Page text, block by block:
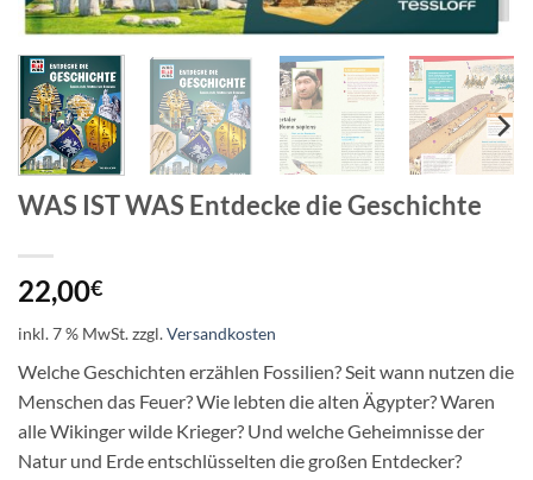
WAS IST WAS Entdecke die Geschichte
22,00€
inkl. 7 % MwSt.zzgl.Versandkosten
Welche Geschichten erzählen Fossilien? Seit wann nutzen die
Menschen das Feuer? Wie lebten die alten Ägypter? Waren
alle Wikinger wilde Krieger? Und welche Geheimnisse der
Natur und Erde entschlüsselten die großen Entdecker?